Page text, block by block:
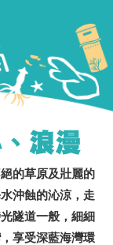
的草原及壯麗的
沖蝕的沁涼，走
隧道一般，細細
享受深藍海灣環